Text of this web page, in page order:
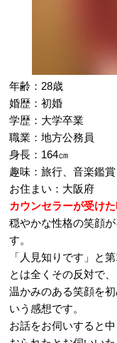
年齢：28歳
婚歴：初婚
学歴：大学卒業
職業：地方公務員
身長：164㎝
趣味：旅行、音楽鑑
お住まい：大阪府
カウンセラーが受け
穏やかな性格の笑顔
す。
「人見知りです」と
とは全くその反対で、
温かみのある笑顔を
いう感想です。
お話をお伺いすると